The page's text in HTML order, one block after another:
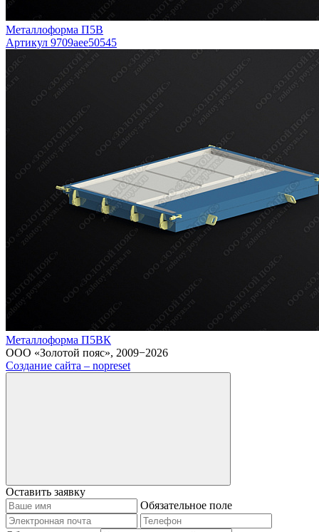
Металлоформа П5В
Артикул 9709aee50545
Металлоформа П5ВК
ООО «Золотой пояс», 2009−2026
Создание сайта – nopreset
Оставить заявку
Обязательное поле